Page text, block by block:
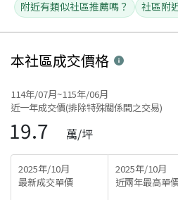
附近有類似社區推薦嗎？
社區附
本社區成交價格
114年/07月~115年/06月
近一年成交價(排除特殊關係間之交易)
19.7 萬/坪
2025年/10月
最新成交單價
2025年/10月
近兩年最高單